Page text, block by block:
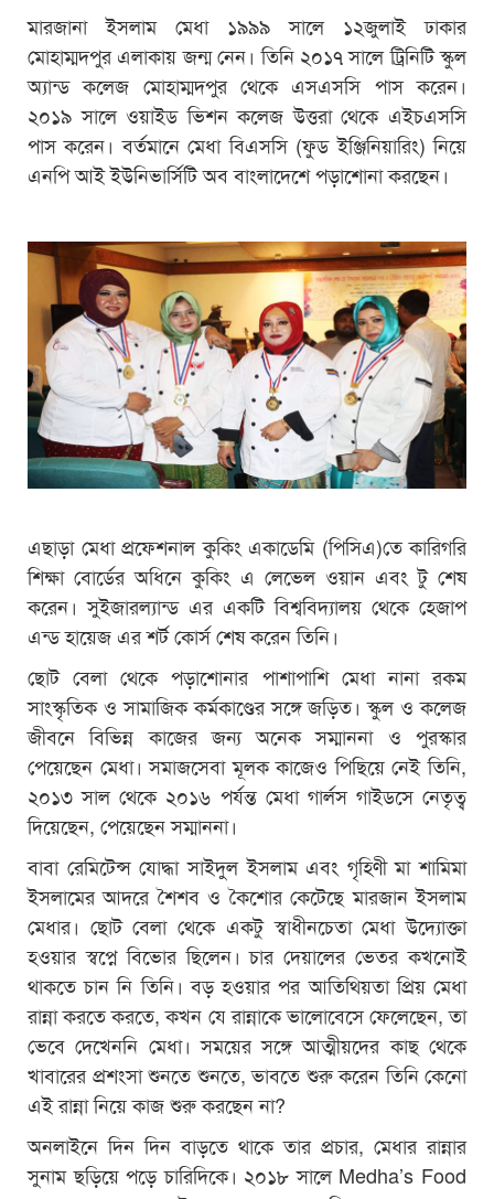
মারজানা ইসলাম মেধা ১৯৯৯ সালে ১২জুলাই ঢাকার
মোহাম্মদপুর এলাকায় জন্ম নেন। তিনি ২০১৭ সালে ট্রিনিটি স্কুল
অ্যান্ড কলেজ মোহাম্মদপুর থেকে এসএসসি পাস করেন।
২০১৯ সালে ওয়াইড ভিশন কলেজ উত্তরা থেকে এইচএসসি
পাস করেন। বর্তমানে মেধা বিএসসি (ফুড ইঞ্জিনিয়ারিং) নিয়ে
এনপি আই ইউনিভার্সিটি অব বাংলাদেশে পড়াশোনা করছেন।
এছাড়া মেধা প্রফেশনাল কুকিং একাডেমি (পিসিএ)তে কারিগরি
শিক্ষা বোর্ডের অধিনে কুকিং এ লেভেল ওয়ান এবং টু শেষ
করেন। সুইজারল্যান্ড এর একটি বিশ্ববিদ্যালয় থেকে হেজাপ
এন্ড হায়েজ এর শর্ট কোর্স শেষ করেন তিনি।
ছোট বেলা থেকে পড়াশোনার পাশাপাশি মেধা নানা রকম
সাংস্কৃতিক ও সামাজিক কর্মকাণ্ডের সঙ্গে জড়িত। স্কুল ও কলেজ
জীবনে বিভিন্ন কাজের জন্য অনেক সম্মাননা ও পুরস্কার
পেয়েছেন মেধা। সমাজসেবা মূলক কাজেও পিছিয়ে নেই তিনি,
২০১৩ সাল থেকে ২০১৬ পর্যন্ত মেধা গার্লস গাইডসে নেতৃত্ব
দিয়েছেন, পেয়েছেন সম্মাননা।
বাবা রেমিটেন্স যোদ্ধা সাইদুল ইসলাম এবং গৃহিণী মা শামিমা
ইসলামের আদরে শৈশব ও কৈশোর কেটেছে মারজান ইসলাম
মেধার। ছোট বেলা থেকে একটু স্বাধীনচেতা মেধা উদ্যোক্তা
হওয়ার স্বপ্নে বিভোর ছিলেন। চার দেয়ালের ভেতর কখনোই
থাকতে চান নি তিনি। বড় হওয়ার পর আতিথিয়তা প্রিয় মেধা
রান্না করতে করতে, কখন যে রান্নাকে ভালোবেসে ফেলেছেন, তা
ভেবে দেখেননি মেধা। সময়ের সঙ্গে আত্মীয়দের কাছ থেকে
খাবারের প্রশংসা শুনতে শুনতে, ভাবতে শুরু করেন তিনি কেনো
এই রান্না নিয়ে কাজ শুরু করছেন না?
অনলাইনে দিন দিন বাড়তে থাকে তার প্রচার, মেধার রান্নার
সুনাম ছড়িয়ে পড়ে চারিদিকে। ২০১৮ সালে Medha’s Food